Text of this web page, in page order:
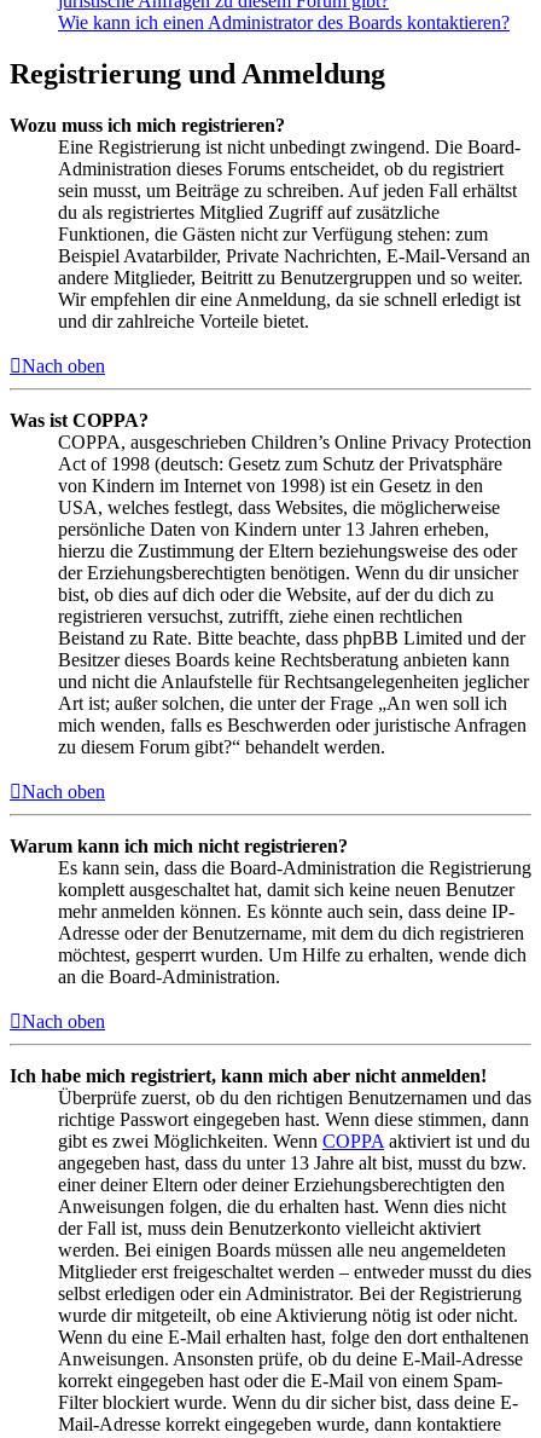
Wie kann ich einen Administrator des Boards kontaktieren?
Registrierung und Anmeldung
Wozu muss ich mich registrieren?
Eine Registrierung ist nicht unbedingt zwingend. Die Board-
Administration dieses Forums entscheidet, ob du registriert
sein musst, um Beiträge zu schreiben. Auf jeden Fall erhältst
du als registriertes Mitglied Zugriff auf zusätzliche
Funktionen, die Gästen nicht zur Verfügung stehen: zum
Beispiel Avatarbilder, Private Nachrichten, E-Mail-Versand an
andere Mitglieder, Beitritt zu Benutzergruppen und so weiter.
Wir empfehlen dir eine Anmeldung, da sie schnell erledigt ist
und dir zahlreiche Vorteile bietet.
Nach oben
Was ist COPPA?
COPPA, ausgeschrieben Children’s Online Privacy Protection
Act of 1998 (deutsch: Gesetz zum Schutz der Privatsphäre
von Kindern im Internet von 1998) ist ein Gesetz in den
USA, welches festlegt, dass Websites, die möglicherweise
persönliche Daten von Kindern unter 13 Jahren erheben,
hierzu die Zustimmung der Eltern beziehungsweise des oder
der Erziehungsberechtigten benötigen. Wenn du dir unsicher
bist, ob dies auf dich oder die Website, auf der du dich zu
registrieren versuchst, zutrifft, ziehe einen rechtlichen
Beistand zu Rate. Bitte beachte, dass phpBB Limited und der
Besitzer dieses Boards keine Rechtsberatung anbieten kann
und nicht die Anlaufstelle für Rechtsangelegenheiten jeglicher
Art ist; außer solchen, die unter der Frage „An wen soll ich
mich wenden, falls es Beschwerden oder juristische Anfragen
zu diesem Forum gibt?“ behandelt werden.
Nach oben
Warum kann ich mich nicht registrieren?
Es kann sein, dass die Board-Administration die Registrierung
komplett ausgeschaltet hat, damit sich keine neuen Benutzer
mehr anmelden können. Es könnte auch sein, dass deine IP-
Adresse oder der Benutzername, mit dem du dich registrieren
möchtest, gesperrt wurden. Um Hilfe zu erhalten, wende dich
an die Board-Administration.
Nach oben
Ich habe mich registriert, kann mich aber nicht anmelden!
Überprüfe zuerst, ob du den richtigen Benutzernamen und das
richtige Passwort eingegeben hast. Wenn diese stimmen, dann
gibt es zwei Möglichkeiten. Wenn COPPA aktiviert ist und du
angegeben hast, dass du unter 13 Jahre alt bist, musst du bzw.
einer deiner Eltern oder deiner Erziehungsberechtigten den
Anweisungen folgen, die du erhalten hast. Wenn dies nicht
der Fall ist, muss dein Benutzerkonto vielleicht aktiviert
werden. Bei einigen Boards müssen alle neu angemeldeten
Mitglieder erst freigeschaltet werden – entweder musst du dies
selbst erledigen oder ein Administrator. Bei der Registrierung
wurde dir mitgeteilt, ob eine Aktivierung nötig ist oder nicht.
Wenn du eine E-Mail erhalten hast, folge den dort enthaltenen
Anweisungen. Ansonsten prüfe, ob du deine E-Mail-Adresse
korrekt eingegeben hast oder die E-Mail von einem Spam-
Filter blockiert wurde. Wenn du dir sicher bist, dass deine E-
Mail-Adresse korrekt eingegeben wurde, dann kontaktiere